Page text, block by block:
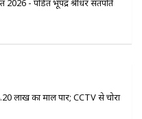
2026 - पंडित भूपेंद्र श्रीधर सतपति
लाख का माल पार; CCTV से चोरों